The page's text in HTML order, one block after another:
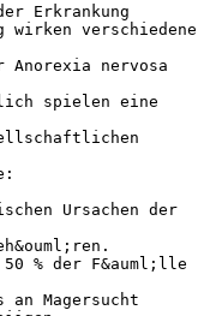
Erkrankung
wirken verschiedene
nervosa
spielen eine
Ursachen der
% der F&auml;lle
Magersucht